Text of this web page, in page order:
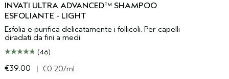
INVATI ULTRA ADVANCED™ SHAMPOO
ESFOLIANTE - LIGHT
Esfolia e purifica delicatamente i follicoli. Per capelli
diradati da fini a medi.
(46)
€39.00 | €0.20/ml